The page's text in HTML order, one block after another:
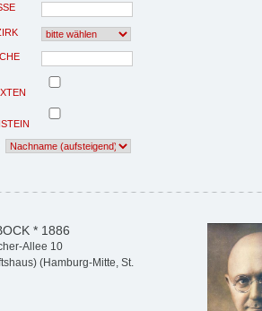
* 1886
Allee 10
(Hamburg-Mitte, St.